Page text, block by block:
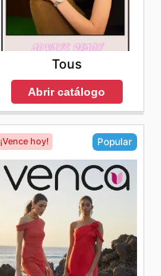
Tous
Abrir catálogo
¡Vence hoy! Popular